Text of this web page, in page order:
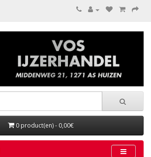
0 product(en) - 0,00€